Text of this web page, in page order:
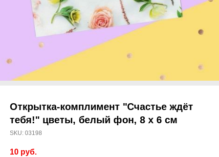
Открытка-комплимент "Счастье ждёт
тебя!" цветы, белый фон, 8 х 6 см
SKU: 03198
10 руб.